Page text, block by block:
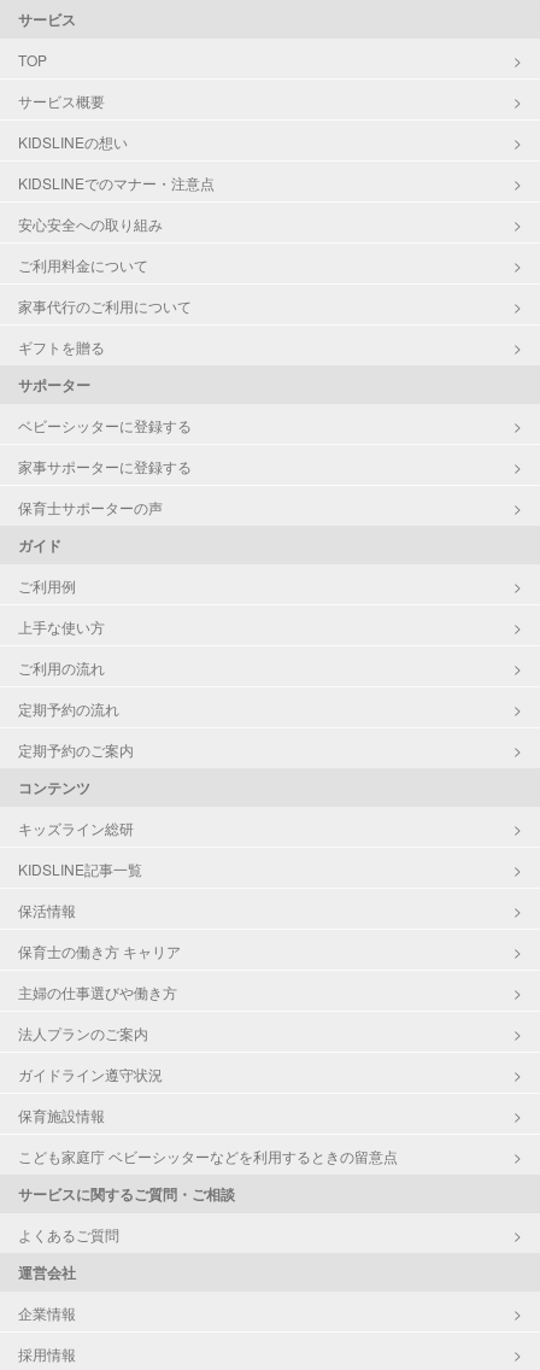
サービス
TOP
サービス概要
KIDSLINEの想い
KIDSLINEでのマナー・注意点
安心安全への取り組み
ご利用料金について
家事代行のご利用について
ギフトを贈る
サポーター
ベビーシッターに登録する
家事サポーターに登録する
保育士サポーターの声
ガイド
ご利用例
上手な使い方
ご利用の流れ
定期予約の流れ
定期予約のご案内
コンテンツ
キッズライン総研
KIDSLINE記事一覧
保活情報
保育士の働き方 キャリア
主婦の仕事選びや働き方
法人プランのご案内
ガイドライン遵守状況
保育施設情報
こども家庭庁 ベビーシッターなどを利用するときの留意点
サービスに関するご質問・ご相談
よくあるご質問
運営会社
企業情報
採用情報